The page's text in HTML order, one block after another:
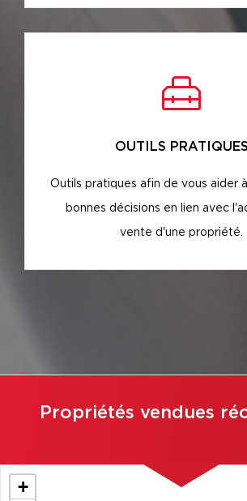
OUTILS PRATIQUES
Outils pratiques afin de vous aider
bonnes décisions en lien avec
vente d'une propriété.
Propriétés vendues
+